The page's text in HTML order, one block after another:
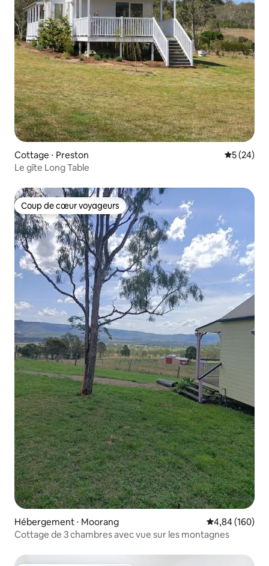
Cottage ⋅ Preston
5 (24)
Le gîte Long Table
Coup de cœur voyageurs
Coup de cœur voyageurs
Hébergement ⋅ Moorang Évaluation
4,84 (160)
Cottage de 3 chambres avec vue sur les montagnes